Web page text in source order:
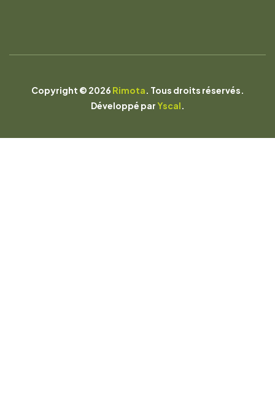
Copyright © 2026 Rimota. Tous droits réservés.
Développé parYscal.